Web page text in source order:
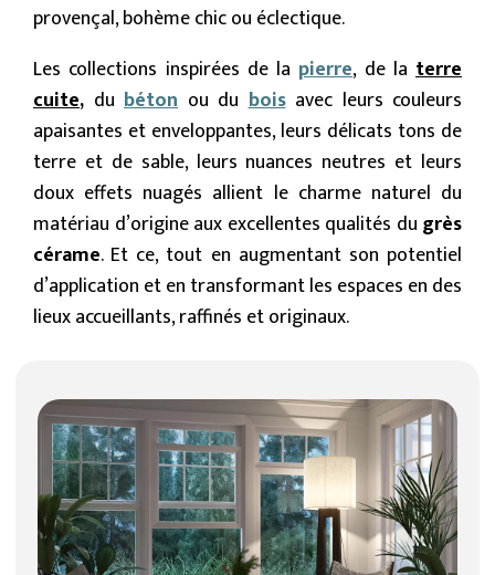
provençal, bohème chic ou éclectique.
Les collections inspirées de la pierre, de la terre
cuite, du béton ou duboisavec leurs couleurs
apaisantes et enveloppantes, leurs délicats tons de
terre et de sable, leurs nuances neutres et leurs
doux effets nuagés allient le charme naturel du
matériau d’origine aux excellentes qualités du grès
cérame. Et ce, tout en augmentant son potentiel
d’application et en transformant les espaces en des
lieux accueillants, raffinés et originaux.